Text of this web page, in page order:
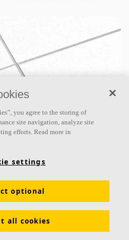
Master™ B, los paneles van
con aspecto limpio y
adhesivo
you agree to the storing of
site navigation, analyze site
efforts. Read more in
settings
optional
all cookies